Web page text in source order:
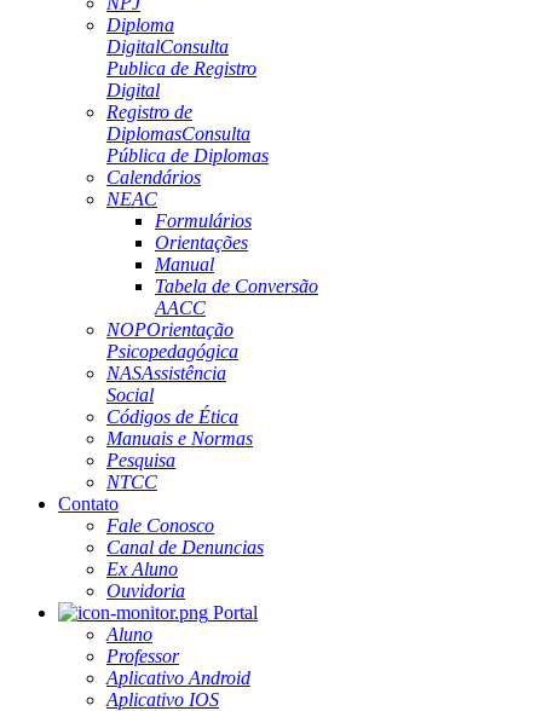
Diploma
DigitalConsulta
Publica de Registro
Digital
Registro de
DiplomasConsulta
Pública de Diplomas
Calendários
NEAC
Formulários
Orientações
Manual
Tabela de Conversão
AACC
NOPOrientação
Psicopedagógica
NASAssistência
Social
Códigos de Ética
Manuais e Normas
Pesquisa
NTCC
Contato
Fale Conosco
Canal de Denuncias
Ex Aluno
Ouvidoria
Portal
Aluno
Professor
Aplicativo Android
Aplicativo IOS